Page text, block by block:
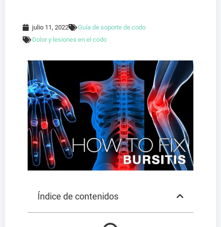
julio 11, 2022
Guía de soporte de codo
Dolor y lesiones en el codo
Índice de contenidos